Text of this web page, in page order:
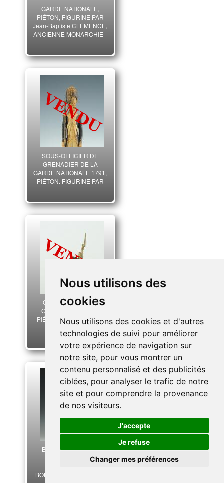
Nous utilisons des
cookies
Nous utilisons des cookies et d'autres
technologies de suivi pour améliorer
votre expérience de navigation sur
notre site, pour vous montrer un
contenu personnalisé et des publicités
ciblées, pour analyser le trafic de notre
site et pour comprendre la provenance
de nos visiteurs.
J'accepte
Je refuse
Changer mes préférences
GARDE NATIONALE,
PIÉTON, FIGURINE PAR
Jean-Baptiste CLÉMENCE,
ANCIENNE MONARCHIE -
SOUS-OFFICIER DE
GRENADIER DE LA
GARDE NATIONALE 1791,
PIÉTON, FIGURINE PAR
GRENADIER DE LA
GARDE NATIONALE,
PIÉTON, FIGURINE PAR
RÉVOLUTION.
BERNARD BELLUC,
BONAPARTE À TOULON,